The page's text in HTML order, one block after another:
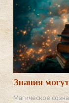
Знания
Магическое